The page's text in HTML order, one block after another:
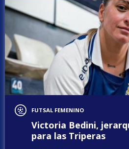
FUTSAL FEMENINO
Victoria Bedini,
para las Triperas